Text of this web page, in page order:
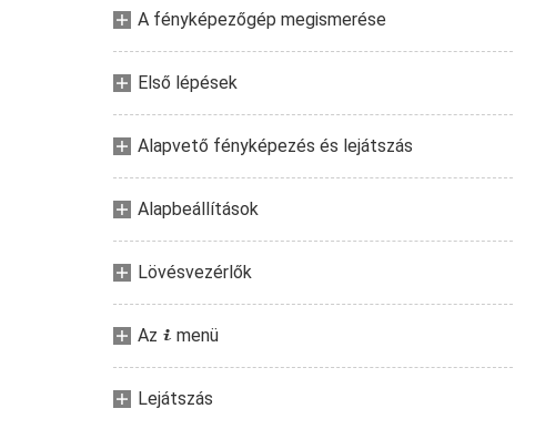
A fényképezőgép megismerése
Első lépések
Alapvető fényképezés és lejátszás
Alapbeállítások
Lövésvezérlők
Az i menü
Lejátszás